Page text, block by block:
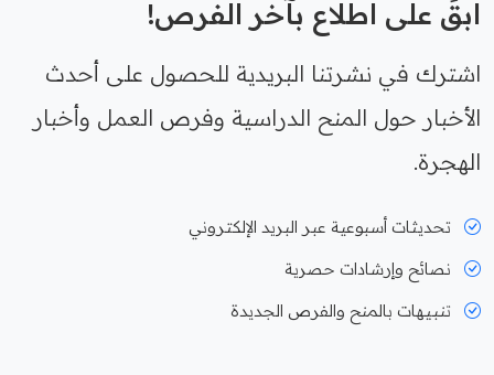
ابقَ على اطلاع بآخر الفرص!
اشترك في نشرتنا البريدية للحصول على أحدث
الأخبار حول المنح الدراسية وفرص العمل وأخبار
الهجرة.
تحديثات أسبوعية عبر البريد الإلكتروني
نصائح وإرشادات حصرية
تنبيهات بالمنح والفرص الجديدة